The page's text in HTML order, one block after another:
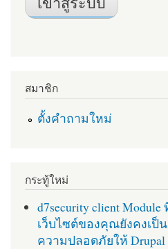
สมาชิก
ตั้งคำถามใหม่
กระทู้ใหม่
d7security client
เว็บไซต์ของคุณยังคงเป็
ความปลอดภัยให้ Drupal